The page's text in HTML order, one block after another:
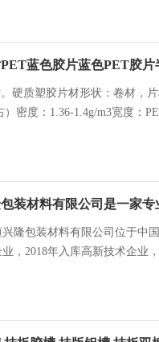
蓝色胶片蓝色PET胶
硬质塑胶片材形状：卷材，
）密度：1.36-1.4g/m3宽度：
隆包装材料有限公司位于中
，2018年入库高新技术企业